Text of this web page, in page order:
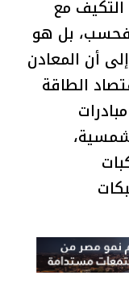
مع
فحسب، بل هو
أن المعادن
الطاقة